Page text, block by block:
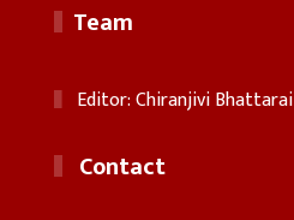
Team
Editor: Chiranjivi Bhattarai
Contact